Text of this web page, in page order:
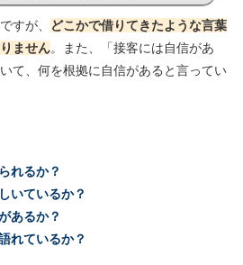
すが、
どこかで借りてきたような言葉
ません。また、「接客には自信があ
て、何を根拠に自信があると言ってい
れるか？
いているか？
あるか？
れているか？